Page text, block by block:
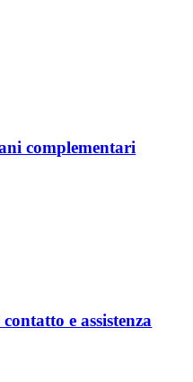
complementari
e assistenza